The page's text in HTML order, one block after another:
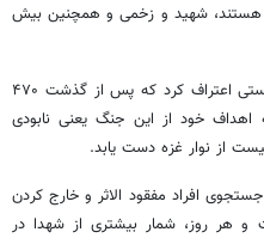
هستند، شهید و زخمی و همچنین بیش
با وجود همه این جنایت‌ها، رژیم صهیونیستی اعتراف کرد که پس از گذشت ۴۷۰
اهداف خود از این جنگ یعنی نابودی
از نوار غزه دست یابد.
افراد مفقود الاثر و خارج کردن
و هر روز، شمار بیشتری از شهدا در